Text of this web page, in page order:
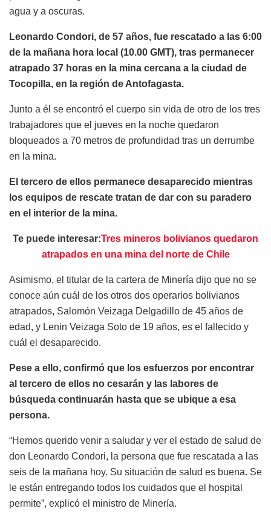
agua y a oscuras.
Leonardo Condori, de 57 años, fue rescatado a las 6:00
de la mañana hora local (10.00 GMT), tras permanecer
atrapado 37 horas en la mina cercana a la ciudad de
Tocopilla, en la región de Antofagasta.
Junto a él se encontró el cuerpo sin vida de otro de los tres
trabajadores que el jueves en la noche quedaron
bloqueados a 70 metros de profundidad tras un derrumbe
en la mina.
El tercero de ellos permanece desaparecido mientras
los equipos de rescate tratan de dar con su paradero
en el interior de la mina.
Te puede interesar:Tres mineros bolivianos quedaron
atrapados en una mina del norte de Chile
Asimismo, el titular de la cartera de Minería dijo que no se
conoce aún cuál de los otros dos operarios bolivianos
atrapados, Salomón Veizaga Delgadillo de 45 años de
edad, y Lenin Veizaga Soto de 19 años, es el fallecido y
cuál el desaparecido.
Pese a ello, confirmó que los esfuerzos por encontrar
al tercero de ellos no cesarán y las labores de
búsqueda continuarán hasta que se ubique a esa
persona.
“Hemos querido venir a saludar y ver el estado de salud de
don Leonardo Condori, la persona que fue rescatada a las
seis de la mañana hoy. Su situación de salud es buena. Se
le están entregando todos los cuidados que el hospital
permite”, explicó el ministro de Minería.